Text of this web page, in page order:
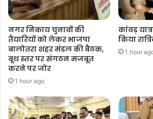
नगर निकाय चुनावों की
तैयारियों को लेकर भाजपा
बालोतरा शहर मंडल की बैठक,
बूथ स्तर पर संगठन मजबूत
करने पर जोर
1 hour ago
कांवड़
किया
1 hour